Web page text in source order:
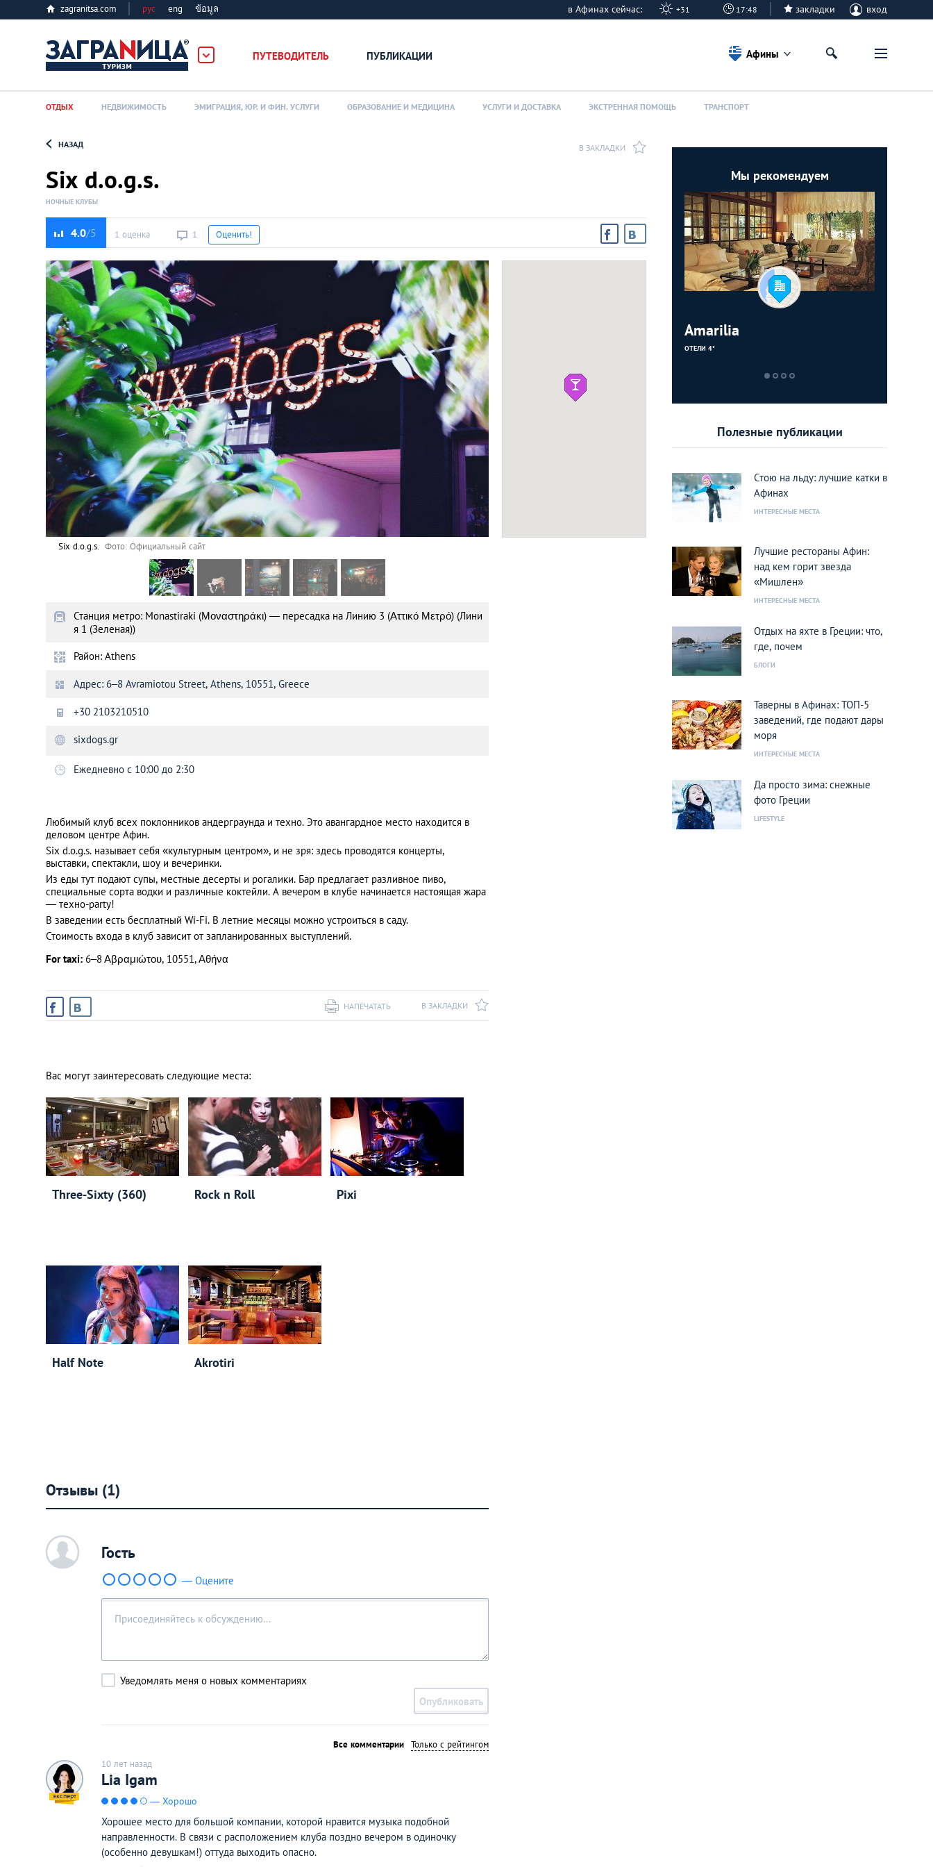
zagranitsa.com рус eng ข้อมูล в Афинах сейчас: +31 17:48 закладки вход
ПУТЕВОДИТЕЛЬ ПУБЛИКАЦИИ
Алматы
Астана
Афины
Киев
Лондон
Лос-Анджелес
Москва
Париж
Паттайя
Пхукет
Санкт-Петербург
Loading...
Афины
ОТДЫХ НЕДВИЖИМОСТЬ ЭМИГРАЦИЯ, ЮР. И ФИН. УСЛУГИ ОБРАЗОВАНИЕ И МЕДИЦИНА УСЛУГИ И ДОСТАВКА ЭКСТРЕННАЯ ПОМОЩЬ ТРАНСПОРТ
НАЗАД В ЗАКЛАДКИ
Six d.o.g.s.
НОЧНЫЕ КЛУБЫ
4.0 1 оценка 1 Оценить!
Six d.o.g.s. Фото: Официальный сайт
Станция метро: Monastiraki (Μοναστηράκι) — пересадка на Линию 3 (Αττικό Μετρό) (Лини
я 1 (Зеленая))
Район: Athens
Адрес: 6–8 Avramiotou Street, Athens, 10551, Greece
+30 2103210510
sixdogs.gr
Ежедневно с 10:00 до 2:30
Любимый клуб всех поклонников андерграунда и техно. Это авангардное место находится в
деловом центре Афин.
Six d.o.g.s. называет себя «культурным центром», и не зря: здесь проводятся концерты,
выставки, спектакли, шоу и вечеринки.
Из еды тут подают супы, местные десерты и рогалики. Бар предлагает разливное пиво,
специальные сорта водки и различные коктейли. А вечером в клубе начинается настоящая жара
— техно-party!
В заведении есть бесплатный Wi-Fi. В летние месяцы можно устроиться в саду.
Стоимость входа в клуб зависит от запланированных выступлений.
For taxi: 6–8 Αβραμιώτου, 10551, Αθήνα
В ЗАКЛАДКИ
НАПЕЧАТАТЬ
Вас могут заинтересовать следующие места:
Three-Sixty (360) Rock n Roll Pixi
Half Note Akrotiri
Мы рекомендуем
Amarilia
ОТЕЛИ 4*
Полезные публикации
Стою на льду: лучшие катки в
Афинах
ИНТЕРЕСНЫЕ МЕСТА
Лучшие рестораны Афин:
над кем горит звезда
«Мишлен»
ИНТЕРЕСНЫЕ МЕСТА
Отдых на яхте в Греции: что,
где, почем
БЛОГИ
Таверны в Афинах: ТОП-5
заведений, где подают дары
моря
ИНТЕРЕСНЫЕ МЕСТА
Да просто зима: снежные
фото Греции
LIFESTYLE
Отзывы (1)
c Гость
— Оцените
Уведомлять меня о новых комментариях
Опубликовать
Все комментарии Только с рейтингом
10 лет назад
Lia Igam
— Хорошо
Хорошее место для большой компании, которой нравится музыка подобной
направленности. В связи с расположением клуба поздно вечером в одиночку
(особенно девушкам!) оттуда выходить опасно.